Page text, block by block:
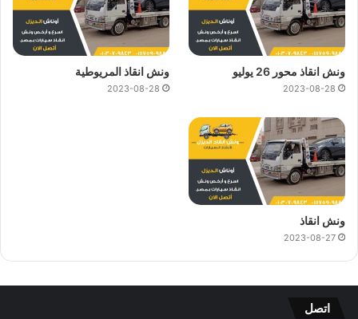
ونش انقاذ محور 26 يوليو
2023-08-28
ونش انقاذ المريوطية
2023-08-28
ونش انقاذ
2023-08-27
اتصل